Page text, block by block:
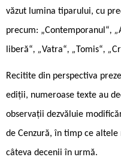
văzut lumina tiparului, cu
precum: „Contemporanul“, „
liberă“, „Vatra“, „Tomis“, „
Recitite din perspectiva
ediții, numeroase texte au
observații dezvăluie
de Cenzură, în timp ce
câteva decenii în urmă.